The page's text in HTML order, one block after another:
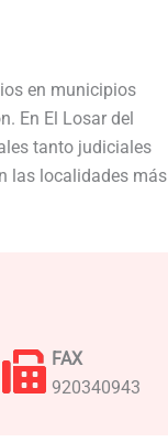
en municipios
En El Losar del
tanto judiciales
las localidades más
FAX
920340943